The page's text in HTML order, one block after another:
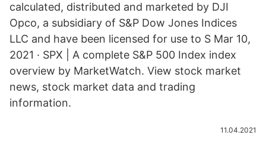
calculated, distributed and marketed by DJI
Opco, a subsidiary of S&P Dow Jones Indices
LLC and have been licensed for use to S Mar 10,
2021 · SPX | A complete S&P 500 Index index
overview by MarketWatch. View stock market
news, stock market data and trading
information.
11.04.2021